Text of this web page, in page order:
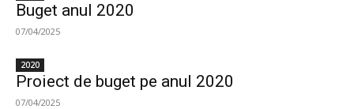
Buget anul 2020
07/04/2025
2020
Proiect de buget pe anul 2020
07/04/2025